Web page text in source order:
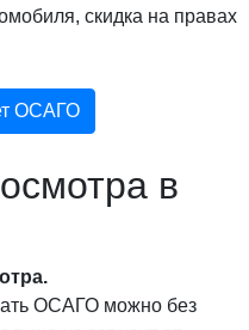
скидка на правах
ОСАГО
в
ОСАГО можно без